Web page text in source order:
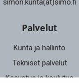
simon.kunta(at)simo.fi
Palvelut
Kunta ja hallinto
Tekniset palvelut
Kasvatus ja koulutus